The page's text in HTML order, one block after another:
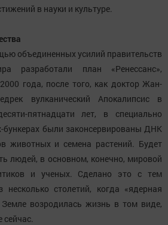
в науки и культуре.
объединенных усилий правительств
разработали план «Ренессанс»,
года, после того, как доктор Жан-
вулканический Апокалипсис в
пятнадцати лет, в специально
бункерах были законсервированы ДНК
животных и семена растений. Будет
людей, в основном, конечно, мировой
и ученых. Сделано это с тем
несколько столетий, когда «ядерная
Земле возродилась жизнь в том виде,